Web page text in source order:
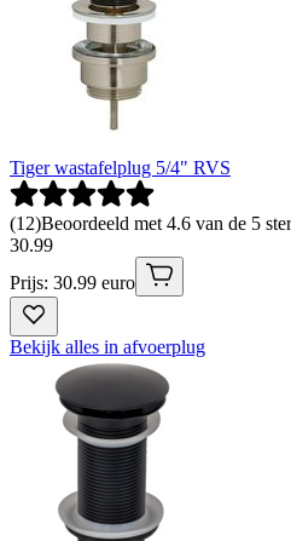
Tiger wastafelplug 5/4" RVS
(12)Beoordeeld met 4.6 van de 5
30.99
Prijs: 30.99 euro
Bekijk alles in afvoerplug